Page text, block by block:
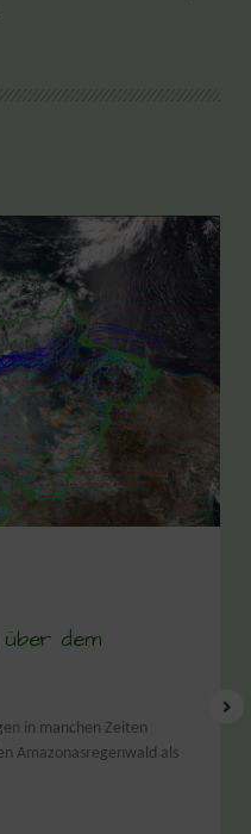
dem
in manchen Zeiten
Amazonasregenwald als